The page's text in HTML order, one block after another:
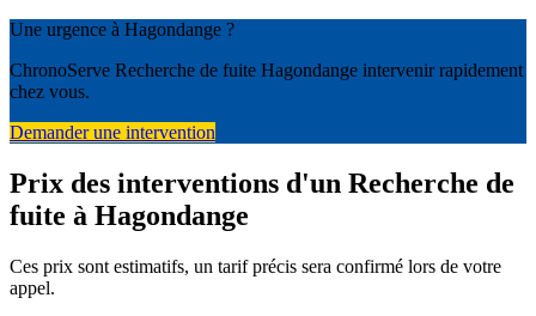
Une urgence à Hagondange ?
ChronoServe Recherche de fuite Hagondange intervenir rapidement
chez vous.
Demander une intervention
Prix des interventions d'un Recherche de
fuite à Hagondange
Ces prix sont estimatifs, un tarif précis sera confirmé lors de votre
appel.